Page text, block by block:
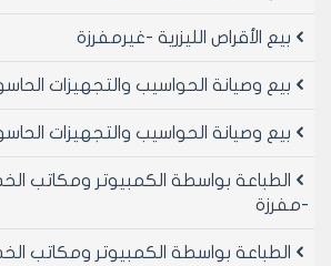
بيع الأقراص الليزرية -غيرمفرزة
بيع وصيانة الحواسيب والتجهيزات
بيع وصيانة الحواسيب والتجهيزات
الطباعة بواسطة الكمبيوتر ومكاتب
-مفرزة
الطباعة بواسطة الكمبيوتر ومكاتب